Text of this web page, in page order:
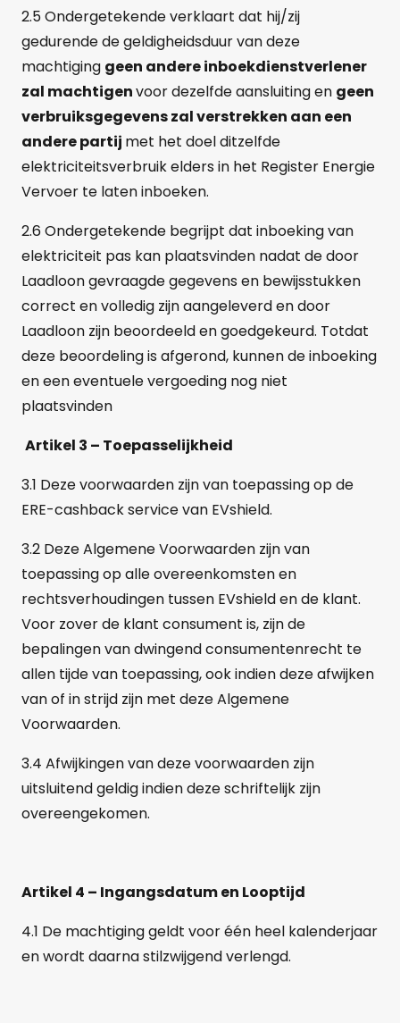
2.5 Ondergetekende verklaart dat hij/zij
gedurende de geldigheidsduur van deze
machtiging geen andere inboekdienstverlener
zal machtigenvoor dezelfde aansluiting en geen
verbruiksgegevens zal verstrekken aan een
andere partij met het doel ditzelfde
elektriciteitsverbruik elders in het Register Energie
Vervoer te laten inboeken.
2.6 Ondergetekende begrijpt dat inboeking van
elektriciteit pas kan plaatsvinden nadat de door
Laadloon gevraagde gegevens en bewijsstukken
correct en volledig zijn aangeleverd en door
Laadloon zijn beoordeeld en goedgekeurd. Totdat
deze beoordeling is afgerond, kunnen de inboeking
en een eventuele vergoeding nog niet
plaatsvinden
Artikel 3 – Toepasselijkheid
3.1 Deze voorwaarden zijn van toepassing op de
ERE-cashback service van EVshield.
3.2 Deze Algemene Voorwaarden zijn van
toepassing op alle overeenkomsten en
rechtsverhoudingen tussen EVshield en de klant.
Voor zover de klant consument is, zijn de
bepalingen van dwingend consumentenrecht te
allen tijde van toepassing, ook indien deze afwijken
van of in strijd zijn met deze Algemene
Voorwaarden.
3.4 Afwijkingen van deze voorwaarden zijn
uitsluitend geldig indien deze schriftelijk zijn
overeengekomen.
Artikel 4 – Ingangsdatum en Looptijd
4.1 De machtiging geldt voor één heel kalenderjaar
en wordt daarna stilzwijgend verlengd.